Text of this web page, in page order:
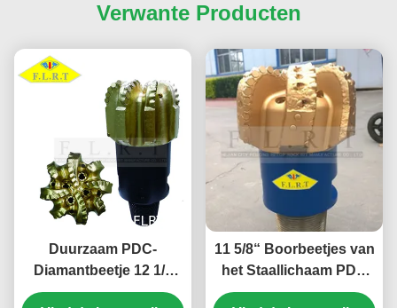
Verwante Producten
Duurzaam PDC-
Diamantbeetje 12 1/4
FM13088LU voor
11 5/8“ Boorbeetjes van
het Staallichaam PDC
met Dubbele